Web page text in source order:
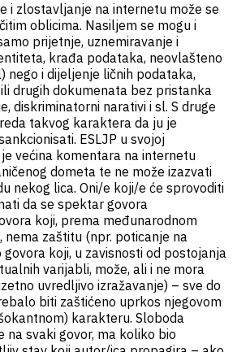
i zlostavljanje na internetu može se
oblicima. Nasiljem se mogu i
prijetnje, uznemiravanje i
krađa podataka, neovlašteno
nego i dijeljenje ličnih podataka,
drugih dokumenata bez pristanka
diskriminatorni narativi i sl. S druge
takvog karaktera da ju je
ESLJP u svojoj
većina komentara na internetu
dometa te ne može izazvati
nekog lica. Oni/e koji/e će sprovoditi
da se spektar govora
koji, prema međunarodnom
nema zaštitu (npr. poticanje na
govora koji, u zavisnosti od postojanja
varijabli, može, ali i ne mora
uvredljivo izražavanje) – sve do
biti zaštićeno uprkos njegovom
karakteru. Sloboda
na svaki govor, ma koliko bio